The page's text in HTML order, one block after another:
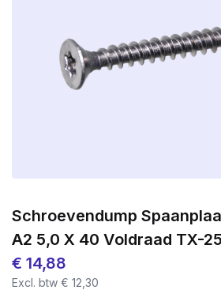
Schroevendump
A2 5,0 X 40 Voldraad TX-
€ 14,88
Excl. btw € 12,30